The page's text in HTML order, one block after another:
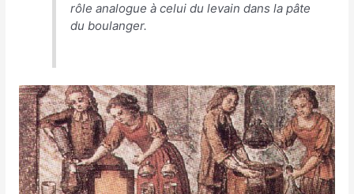
rôle analogue à celui du levain dans la pâte
du boulanger.